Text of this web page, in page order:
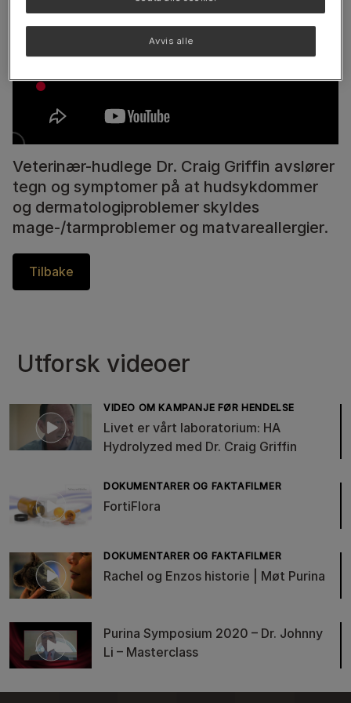
Veterinær-hudlege Dr. Craig Griffin avslører
tegn og symptomer på at hudsykdommer
og dermatologiproblemer skyldes
mage-/tarmproblemer og matvareallergier.
Tilbake
Utforsk videoer
VIDEO OM KAMPANJE FØR HENDELSE
Livet er vårt laboratorium: HA
Hydrolyzed med Dr. Craig Griffin
DOKUMENTARER OG FAKTAFILMER
FortiFlora
DOKUMENTARER OG FAKTAFILMER
Rachel og Enzos historie | Møt Purina
Purina Symposium 2020 – Dr. Johnny
Li – Masterclass
Avvis alle